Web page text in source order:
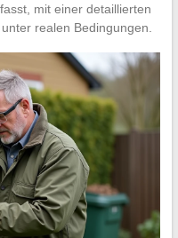
mit einer detaillierten
realen Bedingungen.